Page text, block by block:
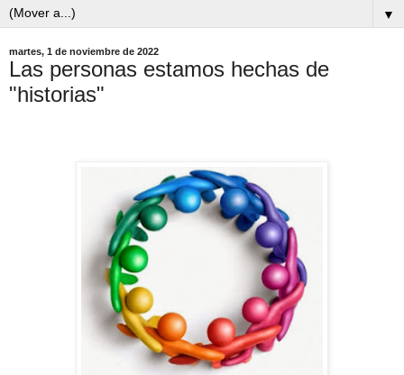
▼
martes, 1 de noviembre de 2022
Las personas estamos hechas de
"historias"